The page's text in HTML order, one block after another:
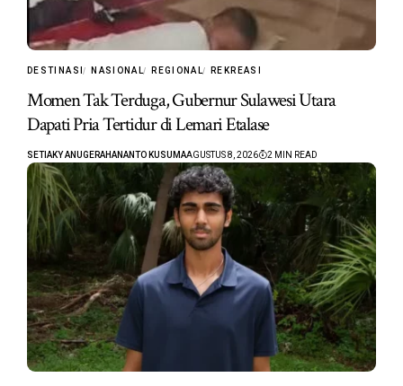
DESTINASI NASIONAL REGIONAL REKREASI
Momen Tak Terduga, Gubernur Sulawesi Utara
Dapati Pria Tertidur di Lemari Etalase
SETIAKY ANUGERAHANANTO KUSUMAAGUSTUS 8, 2026 2 MIN READ